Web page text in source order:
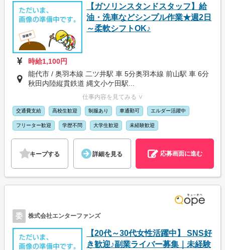
【ガソリンスタンドスタッフ】給
油・洗車などシンプル作業★週2日
～柔軟シフトOK♪
時給1,100円
能代市 / 奥羽本線 二ツ井駅 車 5分奥羽本線 前山駅 車 6分
秋田内陸縦貫鉄道 縄文小ケ田駅...
仕事内容を見てみる ∨
交通費支給 高校生歓迎 制服あり 車通勤可 エルダー活躍中
フリーター歓迎 学歴不問 大学生歓迎 未経験歓迎
キープする 詳細を見る 応募画面に進む
委 株式会社エンターファンズ
【20代～30代女性活躍中】 SNS好
き歓迎♪副業ライバー募集｜未経験